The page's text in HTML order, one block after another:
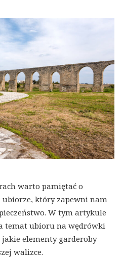
warto pamiętać o
który zapewni nam
W tym artykule
temat ubioru na wędrówki
elementy garderoby
walizce.